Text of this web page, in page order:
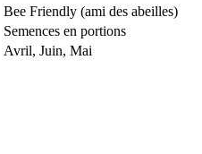
Bee Friendly (ami des abeilles)
Semences en portions
Avril, Juin, Mai